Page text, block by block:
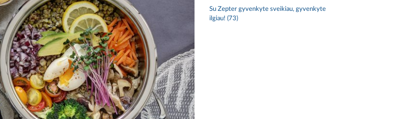
Su Zepter gyvenkyte sveikiau, gyvenkyte
ilgiau! (73)